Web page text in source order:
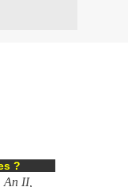
?
An II,